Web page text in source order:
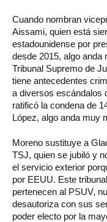
Cuando nombran
Aissami, quien está
estadounidense por
desde 2015, algo anda
Tribunal Supremo de
tiene antecedentes
a diversos escándalos
ratificó la condena de
López, algo anda muy
Moreno sustituye a
TSJ, quien se jubiló y
el servicio exterior
por EEUU. Este
pertenecen al PSUV,
desautoriza con sus
poder electo por la